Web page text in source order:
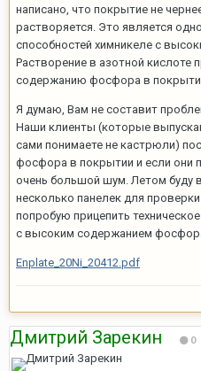
написано, что покрытие не
растворяется. Это является
способностей химникеле с
Растворение в азотной кислоте
содержанию фосфора в
Я думаю, Вам не составит
Наши клиенты (которые
сами понимаете не кастрюли)
фосфора в покрытии и если они
очень большой шум. Летом буду
несколько панелек для
попробую прицепить
с высоким содержанием
Enplate_20Ni_20412.pdf
Дмитрий Зарекин 0